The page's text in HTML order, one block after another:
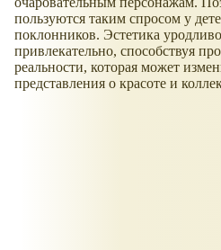
пользуются таким спросом у
поклонников. Эстетика
привлекательно, способствуя
реальности, которая может
представления о красоте и